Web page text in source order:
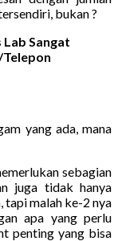
bukan ?
Sangat
Telepon
yang ada, mana
sebagian
juga tidak hanya
tapi malah ke-2 nya
apa yang perlu
penting yang bisa